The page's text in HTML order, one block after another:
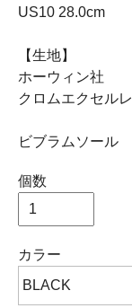
US10 28.0cm
【生地】
ホーウィン社
クロムエクセル
ビブラムソール
個数
カラー